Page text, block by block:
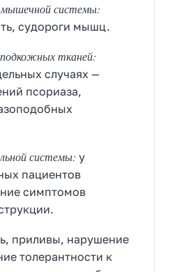
системы:
судороги мышц.
тканей:
случаях —
псориаза,
системы: у
пациентов
симптомов
приливы, нарушение
толерантности к